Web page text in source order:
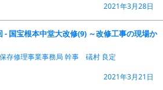
2021年3月28日
- 国宝根本中堂大改修(9) ～改修工事の現場か
存修理事業事務局 幹事 礒村 良定
2021年3月21日